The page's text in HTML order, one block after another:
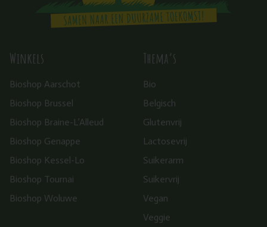
Winkels
Bioshop Aarschot
Bioshop Brussel
Bioshop Braine-L’Alleud
Bioshop Genappe
Bioshop Kessel-Lo
Bioshop Tournai
Bioshop Woluwe
Thema’s
Bio
Belgisch
Glutenvrij
Lactosevrij
Suikerarm
Suikervrij
Vegan
Veggie